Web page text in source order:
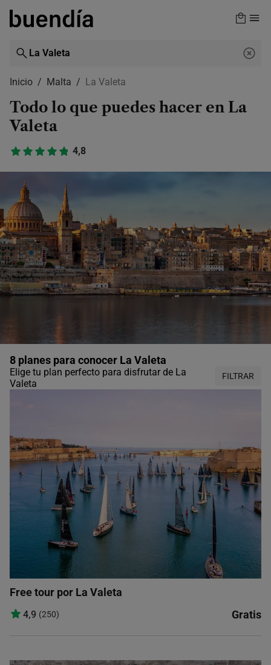
Skip
content
Inicio Malta La Valeta
Todo lo que puedes hacer en La
Valeta
4,8
8 planes para conocer La Valeta
Elige tu plan perfecto para disfrutar de La
Valeta
FILTRAR
Free tour por La Valeta
4,9 (250) Gratis